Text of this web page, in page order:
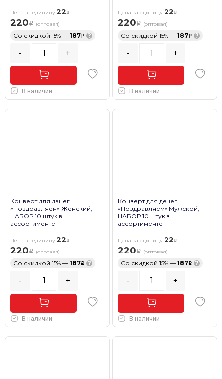
Цена за единицу 22
220 (оптовая)
Со скидкой 15% — 187 ?
- +
В наличии
Цена за единицу 22
220 (оптовая)
Со скидкой 15% — 187 ?
- +
В наличии
Конверт для денег
«Поздравляем» Женский,
НАБОР 10 штук в
ассортименте
Цена за единицу 22
220 (оптовая)
Со скидкой 15% — 187 ?
- +
В наличии
Конверт для денег
«Поздравляем» Мужской,
НАБОР 10 штук в
ассортименте
Цена за единицу 22
220 (оптовая)
Со скидкой 15% — 187 ?
- +
В наличии